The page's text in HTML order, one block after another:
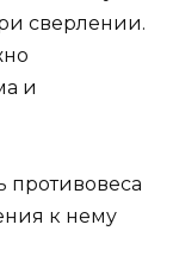
сверлении.
и
противовеса
к нему